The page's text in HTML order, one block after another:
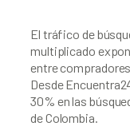
El tráfico de
multiplicado
entre
Desde
30% en las
de Colombia.